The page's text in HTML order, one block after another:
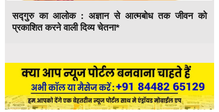
सद्गुरु का आलोक : अज्ञान से आत्मबोध तक जीवन को
प्रकाशित करने वाली दिव्य चेतना*